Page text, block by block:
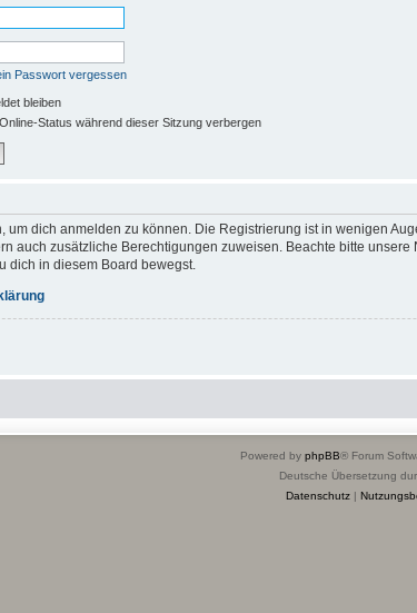
Passwort vergessen
bleiben
Status während dieser Sitzung verbergen
um dich anmelden zu können. Die Registrierung ist in wenigen
auch zusätzliche Berechtigungen zuweisen. Beachte bitte
dich in diesem Board bewegst.
Powered by phpBB® Forum
Deutsche Übersetzung
Datenschutz|